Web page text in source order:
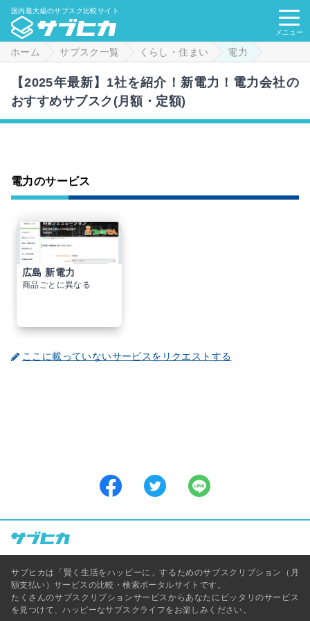
国内最大級のサブスク比較サイト
メニュー
ホーム サブスク一覧 くらし・住まい 電力
【2025年最新】1社を紹介！新電力！電力会社の
おすすめサブスク(月額・定額)
電力のサービス
広島 新電力
商品ごとに異なる
ここに載っていないサービスをリクエストする
サブヒカは「賢く生活をハッピーに」するためのサブスクリプション（月
額支払い）サービスの比較・検索ポータルサイトです。
たくさんのサブスクリプションサービスからあなたにピッタリのサービス
を見つけて、ハッピーなサブスクライフをお楽しみください。